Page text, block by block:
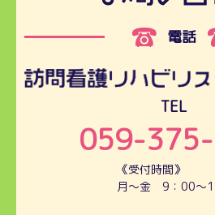
電話
TEL
059-
《受付時間》
月～金 9：00～